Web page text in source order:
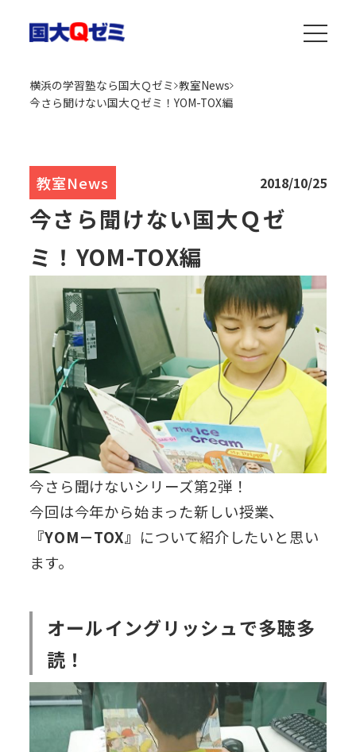
横浜の学習塾なら国大Ｑゼミ 教室News
今さら聞けない国大Ｑゼミ！YOM-TOX編
教室News 2018/10/25
今さら聞けない国大Ｑゼ
ミ！YOM-TOX編
今さら聞けないシリーズ第2弾！
今回は今年から始まった新しい授業、
『YOM－TOX』 について紹介したいと思い
ます。
オールイングリッシュで多聴多
読！